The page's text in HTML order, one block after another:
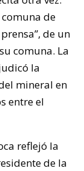
de
de un
comuna. La
la
mineral en
entre el
reflejó la
de la